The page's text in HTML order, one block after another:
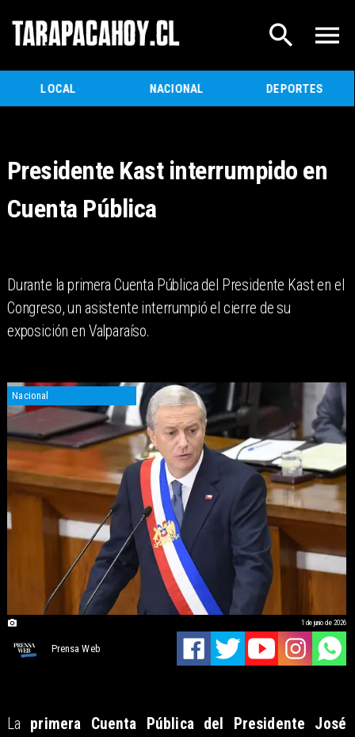
LOCAL NACIONAL DEPORTES
Presidente Kast interrumpido en
Cuenta Pública
Durante la primera Cuenta Pública del Presidente Kast en el
Congreso, un asistente interrumpió el cierre de su
exposición en Valparaíso.
Nacional
Prensa Web
1 de junio de 2026
La primera Cuenta Pública del Presidente José